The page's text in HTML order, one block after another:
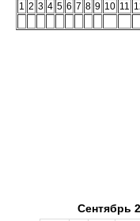
1 2 3 4 5 6 7 8 9 10 11
Сентябрь